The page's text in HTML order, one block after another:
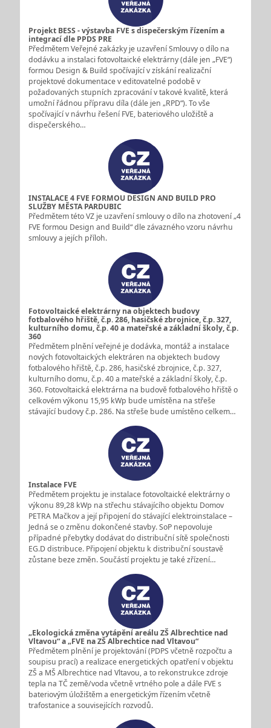
Projekt BESS - výstavba FVE s dispečerským řízením a
integrací dle PPDS PRE
Předmětem Veřejné zakázky je uzavření Smlouvy o dílo na
dodávku a instalaci fotovoltaické elektrárny (dále jen „FVE“)
formou Design & Build spočívající v získání realizační
projektové dokumentace v editovatelné podobě v
požadovaných stupních zpracování v takové kvalitě, která
umožní řádnou přípravu díla (dále jen „RPD“). To vše
spočívající v návrhu řešení FVE, bateriového uložiště a
dispečerského…
INSTALACE 4 FVE FORMOU DESIGN AND BUILD PRO
SLUŽBY MĚSTA PARDUBIC
Předmětem této VZ je uzavření smlouvy o dílo na zhotovení „4
FVE formou Design and Build“ dle závazného vzoru návrhu
smlouvy a jejích příloh.
Fotovoltaické elektrárny na objektech budovy
fotbalového hřiště, č.p. 286, hasičské zbrojnice, č.p. 327,
kulturního domu, č.p. 40 a mateřské a základní školy, č.p.
360
Předmětem plnění veřejné je dodávka, montáž a instalace
nových fotovoltaických elektráren na objektech budovy
fotbalového hřiště, č.p. 286, hasičské zbrojnice, č.p. 327,
kulturního domu, č.p. 40 a mateřské a základní školy, č.p.
360. Fotovoltaická elektrárna na budově fotbalového hřiště o
celkovém výkonu 15,95 kWp bude umístěna na střeše
stávající budovy č.p. 286. Na střeše bude umístěno celkem…
Instalace FVE
Předmětem projektu je instalace fotovoltaické elektrárny o
výkonu 89,28 kWp na střechu stávajícího objektu Domov
PETRA Mačkov a její připojení do stávající elektroinstalace –
Jedná se o změnu dokončené stavby. SoP nepovoluje
případné přebytky dodávat do distribuční sítě společnosti
EG.D distribuce. Připojení objektu k distribuční soustavě
zůstane beze změn. Součástí projektu je také zřízení…
„Ekologická změna vytápění areálu ZŠ Albrechtice nad
Vltavou“ a „FVE na ZŠ Albrechtice nad Vltavou“
Předmětem plnění je projektování (PDPS včetně rozpočtu a
soupisu prací) a realizace energetických opatření v objektu
ZŠ a MŠ Albrechtice nad Vltavou, a to rekonstrukce zdroje
tepla na TČ země/voda včetně vrtného pole a dále FVE s
bateriovým úložištěm a energetickým řízením včetně
trafostanice a souvisejících rozvodů.